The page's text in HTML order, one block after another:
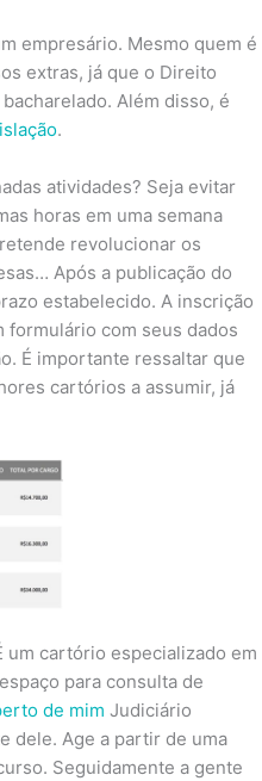
empresário. Mesmo quem é
extras, já que o Direito
Além disso, é
.
atividades? Seja evitar
horas em uma semana
revolucionar os
Após a publicação do
estabelecido. A inscrição
com seus dados
É importante ressaltar que
cartórios a assumir, já
um cartório especializado em
para consulta de
de mim Judiciário
dele. Age a partir de uma
Seguidamente a gente